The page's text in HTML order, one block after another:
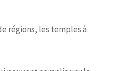
régions, les temples à